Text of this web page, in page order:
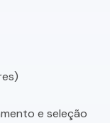
e seleção